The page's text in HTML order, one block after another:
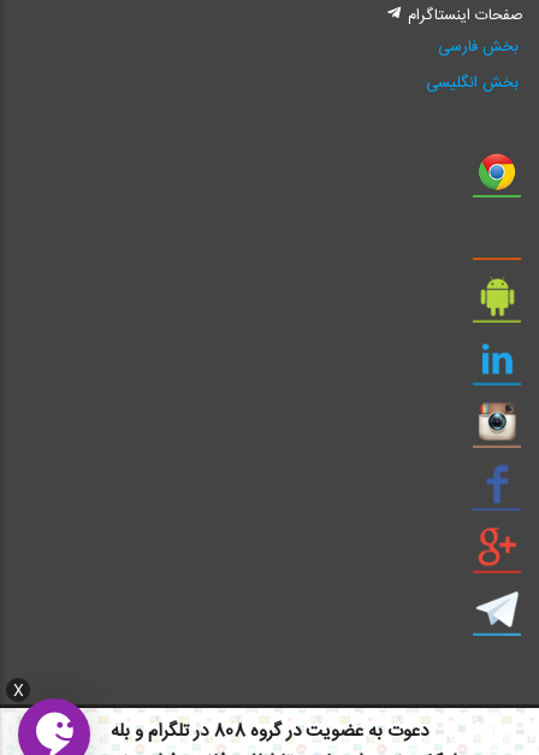
X
دعوت به عضویت در گروه 808 در تلگرام و بله
صفحات اینستاگرام
بخش فارسی
بخش انگلیسی
ایمیل: info civil808.com | ایمیل: saze808 gmail.com